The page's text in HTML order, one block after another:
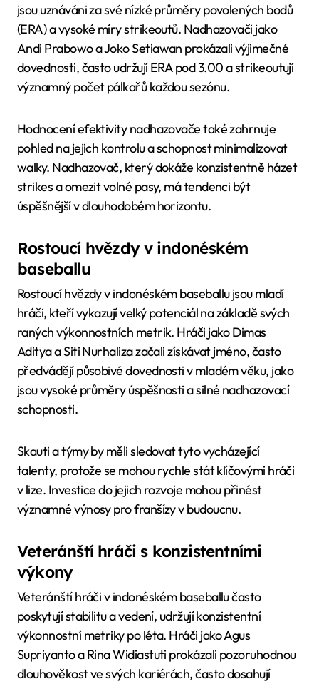
jsou uznáváni za své nízké průměry povolených bodů
(ERA) a vysoké míry strikeoutů. Nadhazovači jako
Andi Prabowo a Joko Setiawan prokázali výjimečné
dovednosti, často udržují ERA pod 3.00 a strikeoutují
významný počet pálkařů každou sezónu.
Hodnocení efektivity nadhazovače také zahrnuje
pohled na jejich kontrolu a schopnost minimalizovat
walky. Nadhazovač, který dokáže konzistentně házet
strikes a omezit volné pasy, má tendenci být
úspěšnější v dlouhodobém horizontu.
Rostoucí hvězdy v indonéském
baseballu
Rostoucí hvězdy v indonéském baseballu jsou mladí
hráči, kteří vykazují velký potenciál na základě svých
raných výkonnostních metrik. Hráči jako Dimas
Aditya a Siti Nurhaliza začali získávat jméno, často
předvádějí působivé dovednosti v mladém věku, jako
jsou vysoké průměry úspěšnosti a silné nadhazovací
schopnosti.
Skauti a týmy by měli sledovat tyto vycházející
talenty, protože se mohou rychle stát klíčovými hráči
v lize. Investice do jejich rozvoje mohou přinést
významné výnosy pro franšízy v budoucnu.
Veteránští hráči s konzistentními
výkony
Veteránští hráči v indonéském baseballu často
poskytují stabilitu a vedení, udržují konzistentní
výkonnostní metriky po léta. Hráči jako Agus
Supriyanto a Rina Widiastuti prokázali pozoruhodnou
dlouhověkost ve svých kariérách, často dosahují